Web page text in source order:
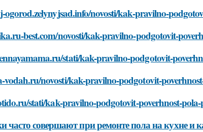
ogorod.zelynyjsad.info/novosti/kak-pravilno-
best.com/novosti/kak-pravilno-podgotovit-
stati/kak-pravilno-podgotovit-
vodah.ru/novosti/kak-pravilno-podgotovit-
stati/kak-pravilno-podgotovit-poverhnost-
часто совершают при ремонте пола на кухне и